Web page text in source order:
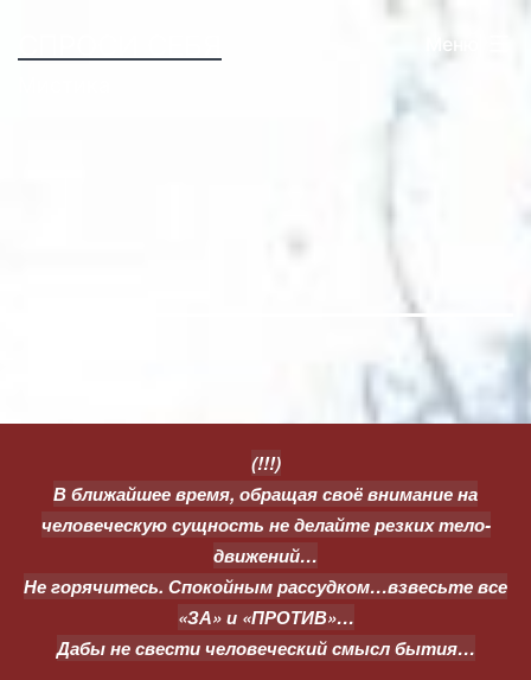
Меню
(!!!)
В ближайшее время, обращая своё внимание на
человеческую сущность не делайте резких тело-
движений…
Не горячитесь. Спокойным рассудком…взвесьте все
«ЗА» и «ПРОТИВ»…
Дабы не свести человеческий смысл бытия…